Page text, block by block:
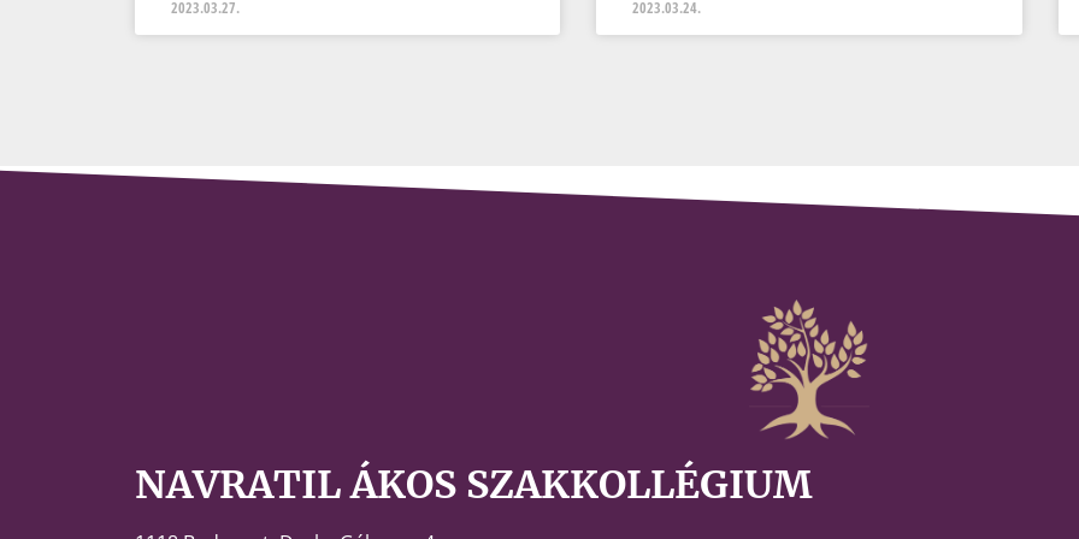
2023.03.27. 2023.03.24.
NAVRATIL ÁKOS SZAKKOLLÉGIUM